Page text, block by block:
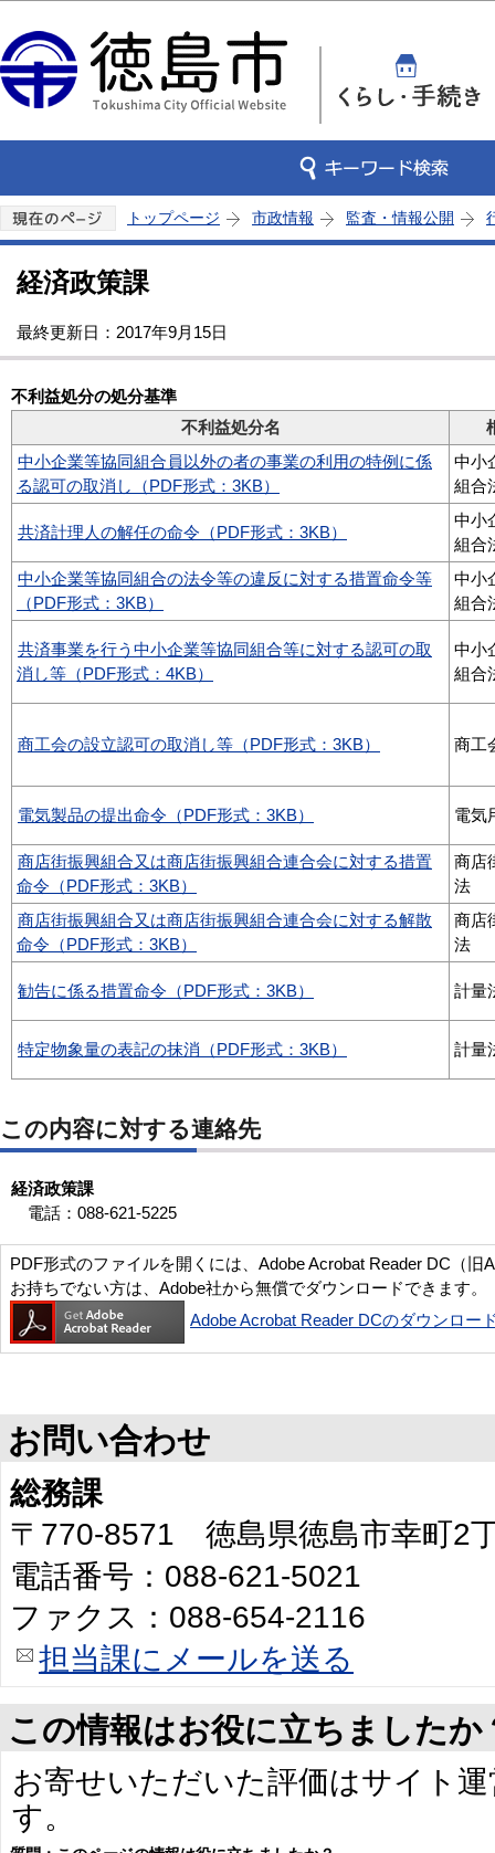
トップページ 市政情報 監査・情報公開
経済政策課
最終更新日：2017年9月15日
不利益処分の処分基準
不利益処分名
中小企業等協同組合員以外の者の事業の利用の特例に係
る認可の取消し（PDF形式：3KB）
中小
組合
共済計理人の解任の命令（PDF形式：3KB）
中小
組合
中小企業等協同組合の法令等の違反に対する措置命令等
（PDF形式：3KB）
中小
組合
共済事業を行う中小企業等協同組合等に対する認可の取
消し等（PDF形式：4KB）
中小
組合
商工会の設立認可の取消し等（PDF形式：3KB） 商工
電気製品の提出命令（PDF形式：3KB） 電気
商店街振興組合又は商店街振興組合連合会に対する措置
命令（PDF形式：3KB）
商店
法
商店街振興組合又は商店街振興組合連合会に対する解散
命令（PDF形式：3KB）
商店
法
勧告に係る措置命令（PDF形式：3KB） 計量
特定物象量の表記の抹消（PDF形式：3KB） 計量
この内容に対する連絡先
経済政策課
電話：088-621-5225
PDF形式のファイルを開くには、Adobe Acrobat Reader DC（旧
お持ちでない方は、Adobe社から無償でダウンロードできます。
Adobe Acrobat Reader DCのダウンロー
お問い合わせ
総務課
〒770-8571 徳島県徳島市幸町2
電話番号：088-621-5021
ファクス：088-654-2116
担当課にメールを送る
この情報はお役に立ちましたか
お寄せいただいた評価はサイト
す。